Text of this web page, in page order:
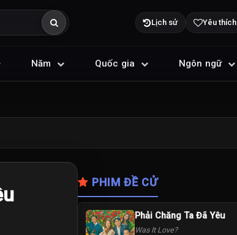
Lịch sử Yêu thích
Năm Quốc gia Ngôn ngữ
PHIM ĐỀ CỬ
Phải Chăng Ta Đã Yêu
Was It Love?